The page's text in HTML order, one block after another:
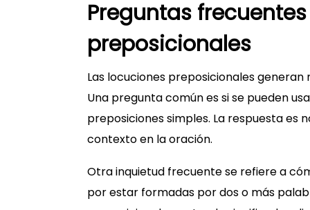
Preguntas
preposicionales
Las locuciones preposicionales
Una pregunta común es si se pueden
preposiciones simples. La respuesta es
contexto en la oración.
Otra inquietud frecuente se refiere a
por estar formadas por dos o más